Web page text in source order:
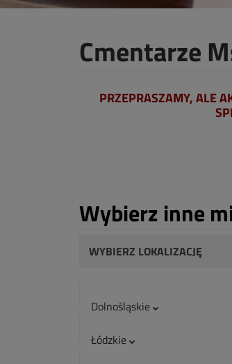
Cmentarze
PRZEPRASZAMY, ALE
Wybierz inne
WYBIERZ LOKALIZACJĘ
Dolnośląskie
Łódzkie